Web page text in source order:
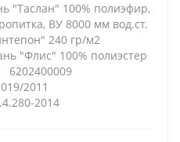
"Таслан" 100% полиэфир,
ВУ 8000 мм вод.ст.
240 гр/м2
"Флис" 100% полиэстер
2011
2014